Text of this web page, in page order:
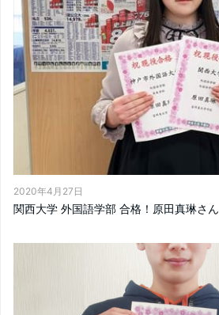
2020年4月27日
関西大学 外国語学部 合格！原田真琳さん